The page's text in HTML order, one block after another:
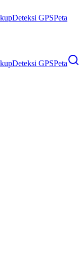
Deteksi GPSPeta
Deteksi GPSPeta